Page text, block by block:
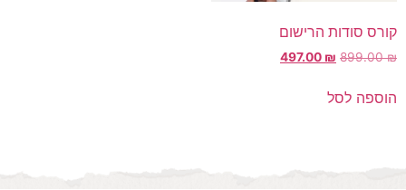
קורס סודות הרישום
899.00₪
497.00 ₪
הוספה לסל